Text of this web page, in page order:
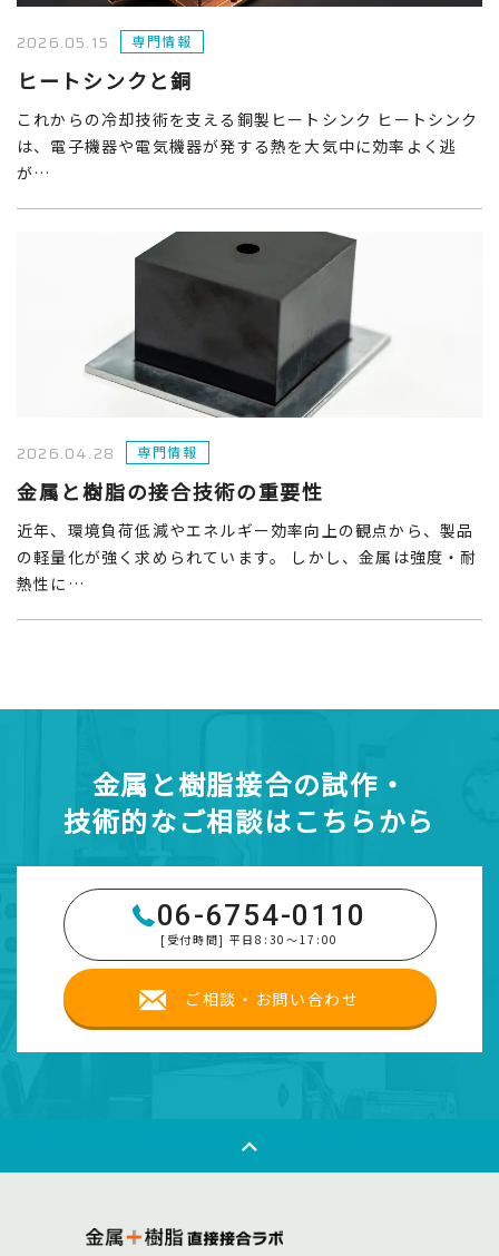
2026.05.15 専門情報
ヒートシンクと銅
これからの冷却技術を支える銅製ヒートシンク ヒートシンク
は、電子機器や電気機器が発する熱を大気中に効率よく逃
が…
2026.04.28 専門情報
金属と樹脂の接合技術の重要性
近年、環境負荷低減やエネルギー効率向上の観点から、製品
の軽量化が強く求められています。 しかし、金属は強度・耐
熱性に…
金属と樹脂接合の試作・
技術的なご相談はこちらから
06-6754-0110
[受付時間] 平日8:30～17:00
ご相談・お問い合わせ